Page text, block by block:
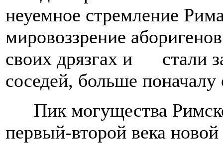
неуемное стремление
мировоззрение
своих дрязгах и стали
соседей, больше
Пик могущества
первый-второй века